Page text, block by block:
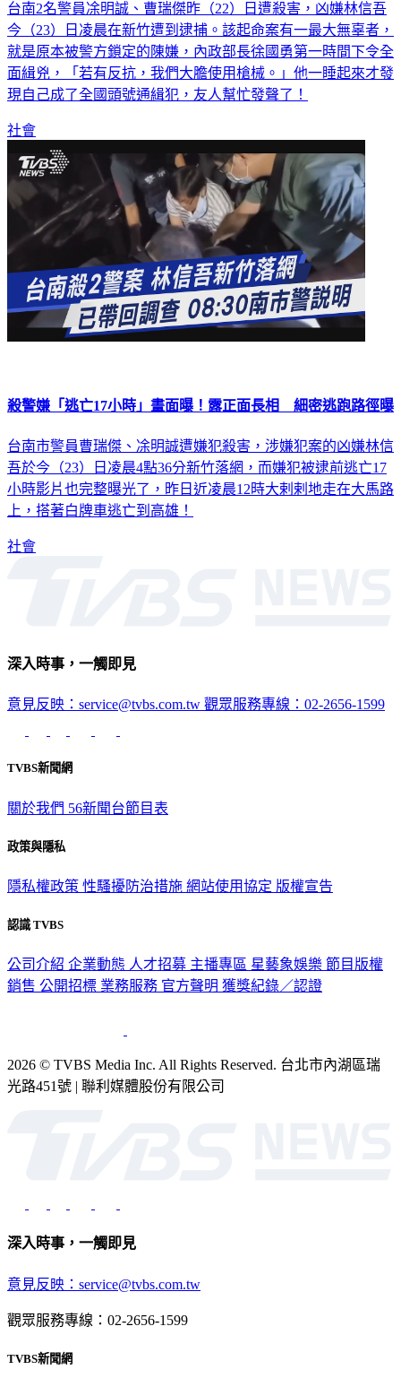
台南2名警員凃明誠、曹瑞傑昨（22）日遭殺害，凶嫌林信吾
今（23）日凌晨在新竹遭到逮捕。該起命案有一最大無辜者，
就是原本被警方鎖定的陳嫌，內政部長徐國勇第一時間下令全
面緝兇，「若有反抗，我們大膽使用槍械。」他一睡起來才發
現自己成了全國頭號通緝犯，友人幫忙發聲了！
社會
殺警嫌「逃亡17小時」畫面曝！露正面長相 細密逃跑路徑曝
台南市警員曹瑞傑、凃明誠遭嫌犯殺害，涉嫌犯案的凶嫌林信
吾於今（23）日凌晨4點36分新竹落網，而嫌犯被逮前逃亡17
小時影片也完整曝光了，昨日近凌晨12時大剌剌地走在大馬路
上，搭著白牌車逃亡到高雄！
社會
深入時事，一觸即見
意見反映：service@tvbs.com.tw 觀眾服務專線：02-2656-1599
TVBS新聞網
關於我們 56新聞台節目表
政策與隱私
隱私權政策 性騷擾防治措施 網站使用協定 版權宣告
認識 TVBS
公司介紹 企業動態 人才招募 主播專區 星藝象娛樂 節目版權
銷售 公開招標 業務服務 官方聲明 獲獎紀錄／認證
2026 © TVBS Media Inc. All Rights Reserved. 台北市內湖區瑞
光路451號 | 聯利媒體股份有限公司
深入時事，一觸即見
意見反映：service@tvbs.com.tw
觀眾服務專線：02-2656-1599
TVBS新聞網